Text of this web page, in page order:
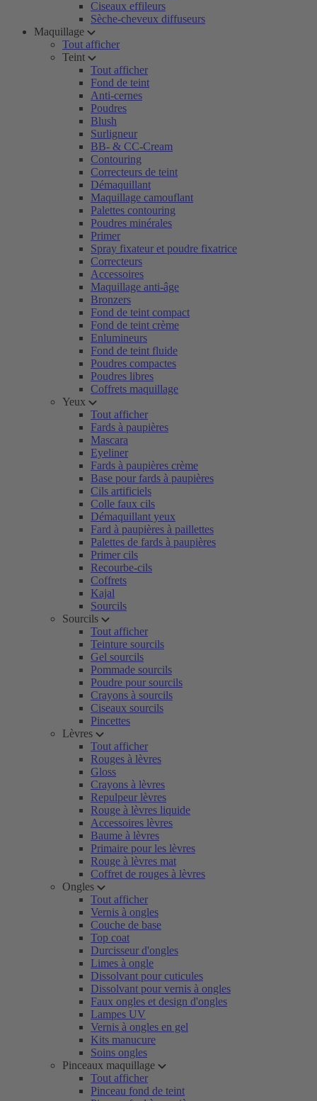
Ciseaux effileurs
Sèche-cheveux diffuseurs
Maquillage
Tout afficher
Teint
Tout afficher
Fond de teint
Anti-cernes
Poudres
Blush
Surligneur
BB- & CC-Cream
Contouring
Correcteurs de teint
Démaquillant
Maquillage camouflant
Palettes contouring
Poudres minérales
Primer
Spray fixateur et poudre fixatrice
Correcteurs
Accessoires
Maquillage anti-âge
Bronzers
Fond de teint compact
Fond de teint crème
Enlumineurs
Fond de teint fluide
Poudres compactes
Poudres libres
Coffrets maquillage
Yeux
Tout afficher
Fards à paupières
Mascara
Eyeliner
Fards à paupières crème
Base pour fards à paupières
Cils artificiels
Colle faux cils
Démaquillant yeux
Fard à paupières à paillettes
Palettes de fards à paupières
Primer cils
Recourbe-cils
Coffrets
Kajal
Sourcils
Sourcils
Tout afficher
Teinture sourcils
Gel sourcils
Pommade sourcils
Poudre pour sourcils
Crayons à sourcils
Ciseaux sourcils
Pincettes
Lèvres
Tout afficher
Rouges à lèvres
Gloss
Crayons à lèvres
Repulpeur lèvres
Rouge à lèvres liquide
Accessoires lèvres
Baume à lèvres
Primaire pour les lèvres
Rouge à lèvres mat
Coffret de rouges à lèvres
Ongles
Tout afficher
Vernis à ongles
Couche de base
Top coat
Durcisseur d'ongles
Limes à ongle
Dissolvant pour cuticules
Dissolvant pour vernis à ongles
Faux ongles et design d'ongles
Lampes UV
Vernis à ongles en gel
Kits manucure
Soins ongles
Pinceaux maquillage
Tout afficher
Pinceau fond de teint